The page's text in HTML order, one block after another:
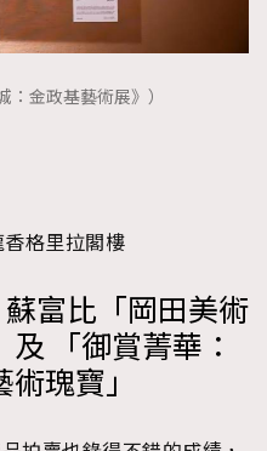
：金政基藝術展》）
格里拉閣樓
富比「岡田美術
「御賞菁華：
瑰寶」